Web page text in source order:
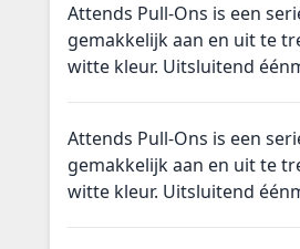
Attends Pull-Ons is een
gemakkelijk aan en uit te
witte kleur. Uitsluitend
Attends Pull-Ons is een
gemakkelijk aan en uit te
witte kleur. Uitsluitend